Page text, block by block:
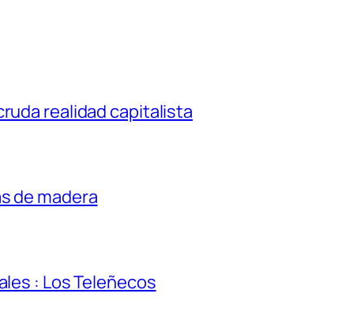
realidad capitalista
de madera
: Los Teleñecos